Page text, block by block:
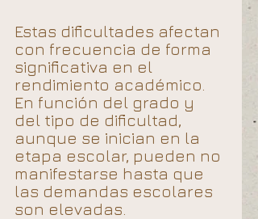
Estas dificultades afectan
con frecuencia de forma
significativa en el
rendimiento académico.
En función del grado y
del tipo de dificultad,
aunque se inician en la
etapa escolar, pueden no
manifestarse hasta que
las demandas escolares
son elevadas.